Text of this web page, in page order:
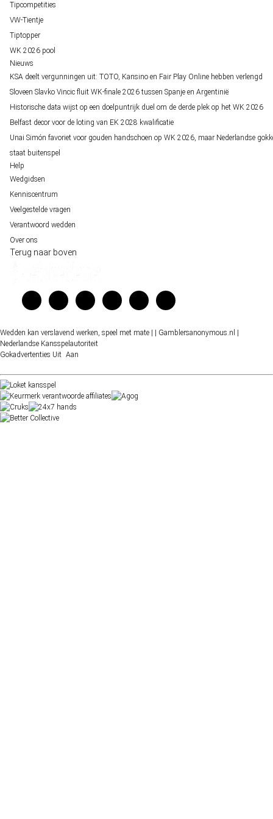
Tipcompetities
VW-Tientje
Tiptopper
WK 2026 pool
Nieuws
KSA deelt vergunningen uit: TOTO, Kansino en Fair Play Online hebben verlengd
Sloveen Slavko Vincic fluit WK-finale 2026 tussen Spanje en Argentinië
Historische data wijst op een doelpuntrijk duel om de derde plek op het WK 2026
Belfast decor voor de loting van EK 2028 kwalificatie
Unai Simón favoriet voor gouden handschoen op WK 2026, maar Nederlandse
staat buitenspel
Help
Wedgidsen
Kenniscentrum
Veelgestelde vragen
Verantwoord wedden
Over ons
Terug naar boven
Wedden kan verslavend werken, speel met mate | | Gamblersanonymous.nl
Nederlandse Kansspelautoriteit
Gokadvertenties Uit Aan